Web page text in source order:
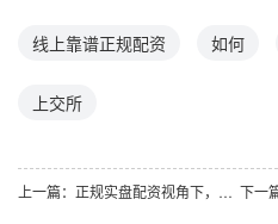
线上靠谱正规配资 如何
上交所
上一篇： 正规实盘配资视角下，航海事业为何如“炒股”般有奔头？倪迪揭秘 下一